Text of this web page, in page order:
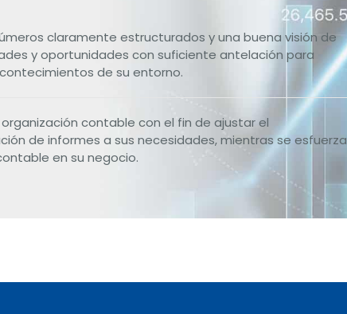
claramente estructurados y una buena visión de
y oportunidades con suficiente antelación para
de su entorno.
contable con el fin de ajustar el
de informes a sus necesidades, mientras se esfuerza
en su negocio.